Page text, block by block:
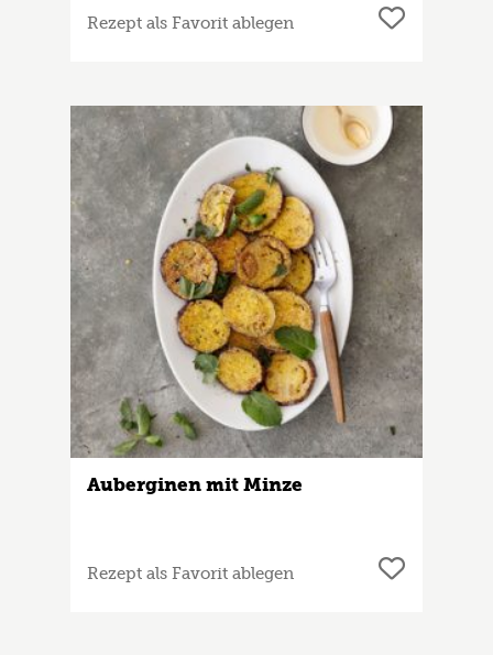
Rezept als Favorit ablegen
Auberginen mit Minze
Rezept als Favorit ablegen